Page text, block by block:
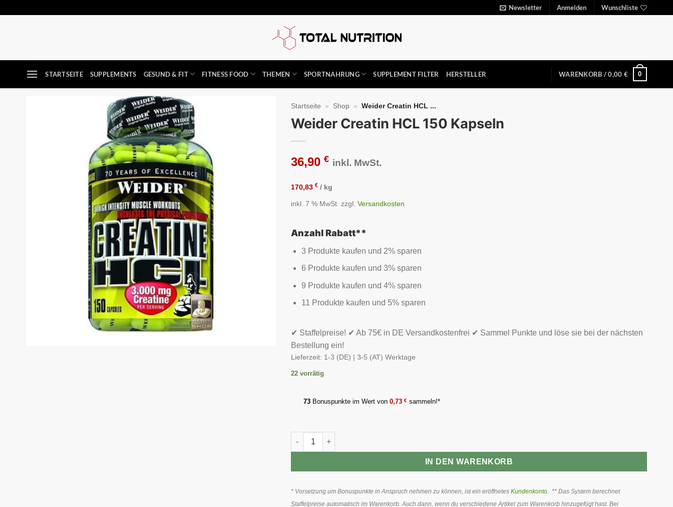
Newsletter Anmelden Wunschliste
STARTSEITE SUPPLEMENTS GESUND & FIT FITNESS FOOD THEMEN SPORTNAHRUNG SUPPLEMENT FILTER HERSTELLER WARENKORB /0,00 € 0
Startseite » Shop » Weider Creatin HCL ...
Weider Creatin HCL 150 Kapseln
36,90€ inkl. MwSt.
170,83€ / kg
inkl. 7 % MwSt. zzgl.Versandkosten
Anzahl Rabatt**
3 Produkte kaufen und 2% sparen
6 Produkte kaufen und 3% sparen
9 Produkte kaufen und 4% sparen
11 Produkte kaufen und 5% sparen
✔ Staffelpreise! ✔ Ab 75€ in DE Versandkostenfrei ✔ Sammel Punkte und löse sie bei der nächsten
Bestellung ein!
Lieferzeit: 1-3 (DE) | 3-5 (AT) Werktage
22 vorrätig
73 Bonuspunkte im Wert von0,73€ sammeln!*
Weider Creatin HCL 150 Kapseln Menge
IN DEN WARENKORB
* Vorsetzung um Bonuspunkte in Anspruch nehmen zu können, ist ein eröffnetesKundenkonto. ** Das System berechnet
Staffelpreise automatisch im Warenkorb. Auch dann, wenn du verschiedene Artikel zum Warenkorb hinzugefügt hast. Bei